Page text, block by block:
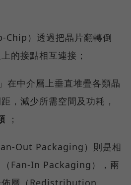
Chip）透過把晶片翻轉倒
的接點相互連接；
在中介層上垂直堆疊各類晶
，減少所需空間及功耗，
；
Out Packaging）則是相
（Fan-In Packaging），兩
佈層（Redistribution